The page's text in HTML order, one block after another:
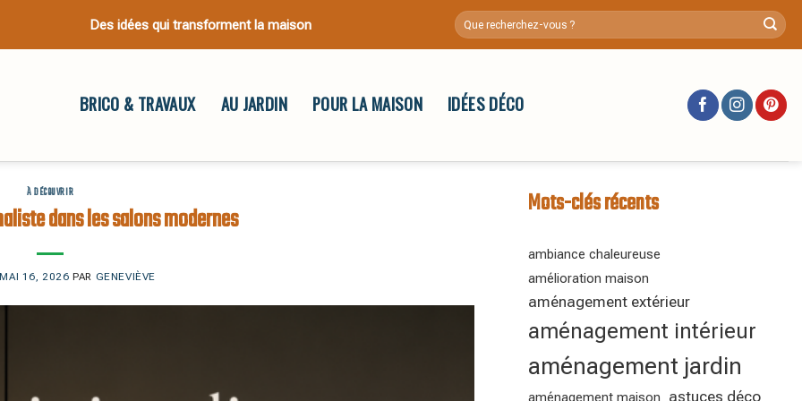
Des idées qui transforment la maison
BRICO & TRAVAUX AU JARDIN POUR LA MAISON IDÉES DÉCO
À DÉCOUVRIR
dans les salons modernes
MAI 16, 2026 PAR GENEVIÈVE
Mots-clés récents
ambiance chaleureuse
amélioration maison
aménagement extérieur
aménagement intérieur
aménagement jardin
astuces déco